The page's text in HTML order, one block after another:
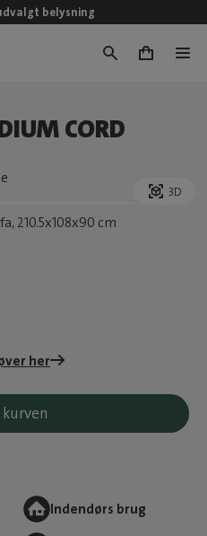
belysning
0
CORD
3D
, 210.5x108x90 cm
her
Indendørs brug